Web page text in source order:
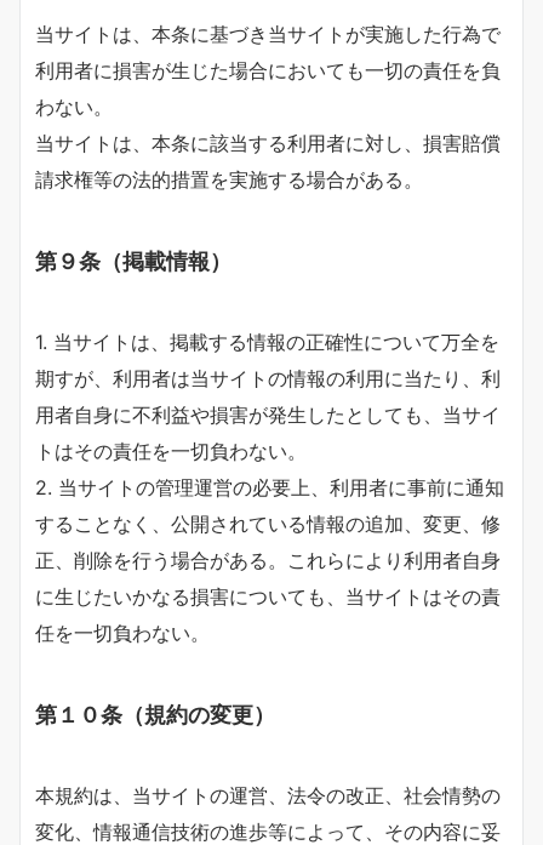
当サイトは、本条に基づき当サイトが実施した行為で
利用者に損害が生じた場合においても一切の責任を負
わない。
当サイトは、本条に該当する利用者に対し、損害賠償
請求権等の法的措置を実施する場合がある。
第９条（掲載情報）
1. 当サイトは、掲載する情報の正確性について万全を
期すが、利用者は当サイトの情報の利用に当たり、利
用者自身に不利益や損害が発生したとしても、当サイ
トはその責任を一切負わない。
2. 当サイトの管理運営の必要上、利用者に事前に通知
することなく、公開されている情報の追加、変更、修
正、削除を行う場合がある。これらにより利用者自身
に生じたいかなる損害についても、当サイトはその責
任を一切負わない。
第１０条（規約の変更）
本規約は、当サイトの運営、法令の改正、社会情勢の
変化、情報通信技術の進歩等によって、その内容に妥